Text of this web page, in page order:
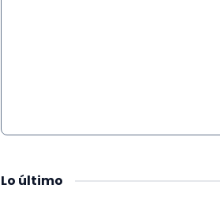
Lo último